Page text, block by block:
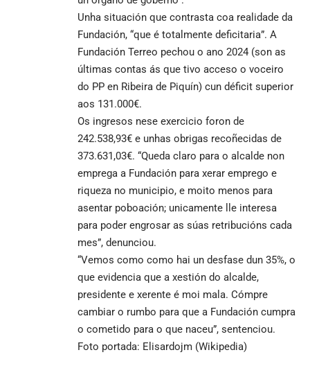
Unha situación que contrasta coa realidade da
Fundación, “que é totalmente deficitaria”. A
Fundación Terreo pechou o ano 2024 (son as
últimas contas ás que tivo acceso o voceiro
do PP en Ribeira de Piquín) cun déficit superior
aos 131.000€.
Os ingresos nese exercicio foron de
242.538,93€ e unhas obrigas recoñecidas de
373.631,03€. “Queda claro para o alcalde non
emprega a Fundación para xerar emprego e
riqueza no municipio, e moito menos para
asentar poboación; unicamente lle interesa
para poder engrosar as súas retribucións cada
mes”, denunciou.
“Vemos como como hai un desfase dun 35%, o
que evidencia que a xestión do alcalde,
presidente e xerente é moi mala. Cómpre
cambiar o rumbo para que a Fundación cumpra
o cometido para o que naceu”, sentenciou.
Foto portada: Elisardojm (Wikipedia)